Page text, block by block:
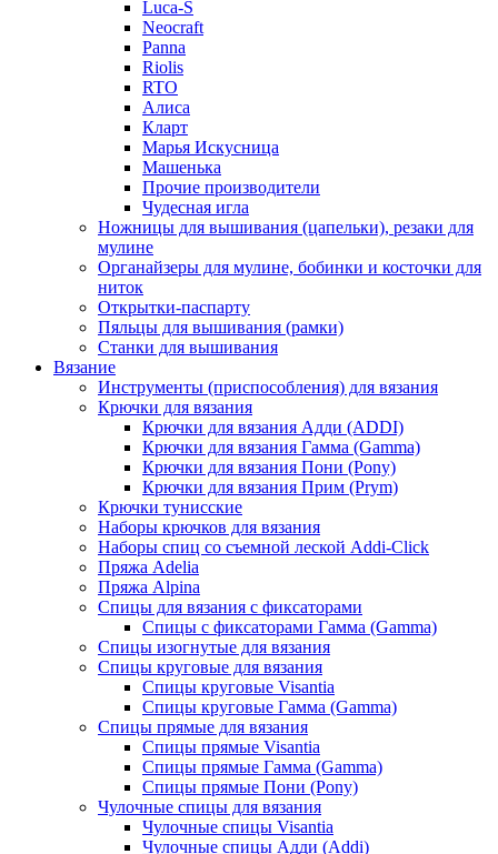
Luca-S
Neocraft
Panna
Riolis
RTO
Алиса
Кларт
Марья Искусница
Машенька
Прочие производители
Чудесная игла
Ножницы для вышивания (цапельки), резаки для
мулине
Органайзеры для мулине, бобинки и косточки для
ниток
Открытки-паспарту
Пяльцы для вышивания (рамки)
Станки для вышивания
Вязание
Инструменты (приспособления) для вязания
Крючки для вязания
Крючки для вязания Адди (ADDI)
Крючки для вязания Гамма (Gamma)
Крючки для вязания Пони (Pony)
Крючки для вязания Прим (Prym)
Крючки тунисские
Наборы крючков для вязания
Наборы спиц со съемной леской Addi-Click
Пряжа Adelia
Пряжа Alpina
Спицы для вязания с фиксаторами
Спицы с фиксаторами Гамма (Gamma)
Спицы изогнутые для вязания
Спицы круговые для вязания
Спицы круговые Visantia
Спицы круговые Гамма (Gamma)
Спицы прямые для вязания
Спицы прямые Visantia
Спицы прямые Гамма (Gamma)
Спицы прямые Пони (Pony)
Чулочные спицы для вязания
Чулочные спицы Visantia
Чулочные спицы Адди (Addi)